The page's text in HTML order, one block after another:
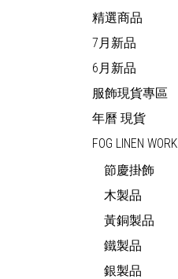
精選商品
7月新品
6月新品
服飾現貨專區
年曆 現貨
FOG LINEN WORK
節慶掛飾
木製品
黃銅製品
鐵製品
銀製品